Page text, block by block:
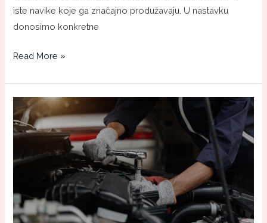
iste navike koje ga značajno produžavaju. U nastavku
donosimo konkretne
Read More »
Mali
vs.
veliki
vaš
automobil